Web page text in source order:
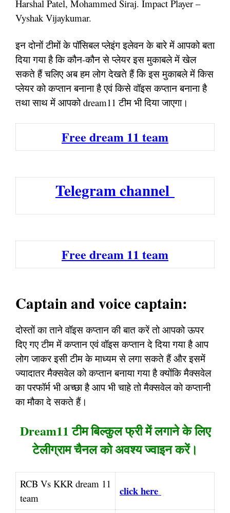
Harshal Patel, Mohammed Siraj. Impact Player –
Vyshak Vijaykumar.
इन दोनों टीमों के पॉसिबल प्लेइंग इलेवन के बारे में आपको बता
दिया गया है कि कौन-कौन से प्लेयर इस मुकाबले में खेल
सकते हैं चलिए अब हम लोग देखते हैं कि इस मुकाबले में किस
प्लेयर को कप्तान बनाना है एवं किसे वॉइस कप्तान बनाना है
तथा साथ में आपको dream11 टीम भी दिया जाएगा।
Free dream 11 team
Telegram channel
Free dream 11 team
Captain and voice captain:
दोस्तों का ताने वॉइस कप्तान की बात करें तो आपको ऊपर
दिए गए टीम में कप्तान एवं वॉइस कप्तान दे दिया गया है आप
लोग जाकर इसी टीम के माध्यम से लगा सकते हैं और इसमें
ज्यादातर मैक्सवेल को कप्तान बनाया गया है क्योंकि मैक्सवेल
का परफॉर्म भी अच्छा है आप भी चाहे तो मैक्सवेल को कप्तानी
का मौका दे सकते हैं।
Dream11 टीम बिल्कुल फ्री में लगाने के लिए
टेलीग्राम चैनल को अवश्य ज्वाइन करें।
RCB Vs KKR dream 11
team
click here